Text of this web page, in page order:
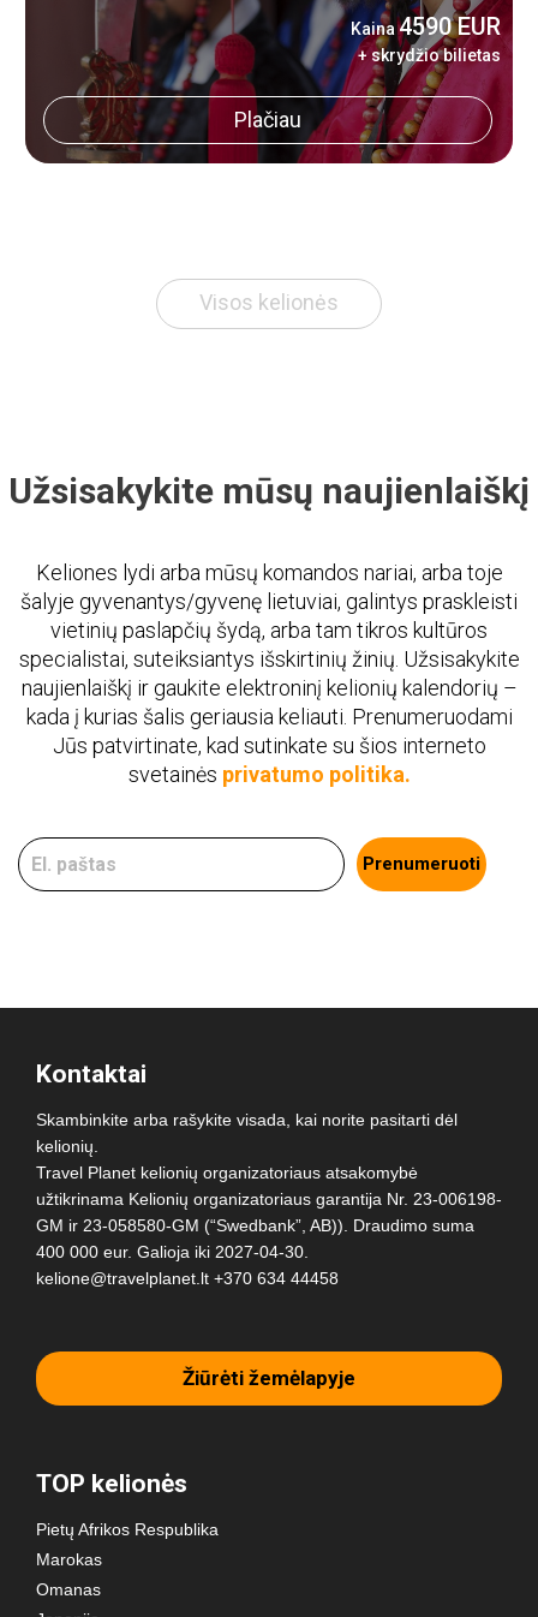
Kaina4590 EUR
+ skrydžio bilietas
Plačiau
Visos kelionės
Užsisakykite mūsų naujienlaiškį
Keliones lydi arba mūsų komandos nariai, arba toje
šalyje gyvenantys/gyvenę lietuviai, galintys praskleisti
vietinių paslapčių šydą, arba tam tikros kultūros
specialistai, suteiksiantys išskirtinių žinių. Užsisakykite
naujienlaiškį ir gaukite elektroninį kelionių kalendorių –
kada į kurias šalis geriausia keliauti. Prenumeruodami
Jūs patvirtinate, kad sutinkate su šios interneto
svetainės privatumo politika.
Prenumeruoti
Kontaktai
Skambinkite arba rašykite visada, kai norite pasitarti dėl
kelionių.
Travel Planet kelionių organizatoriaus atsakomybė
užtikrinama Kelionių organizatoriaus garantija Nr. 23-006198-
GM ir 23-058580-GM (“Swedbank”, AB)). Draudimo suma
400 000 eur. Galioja iki 2027-04-30.
kelione@travelplanet.lt +370 634 44458
Žiūrėti žemėlapyje
TOP kelionės
Pietų Afrikos Respublika
Marokas
Omanas